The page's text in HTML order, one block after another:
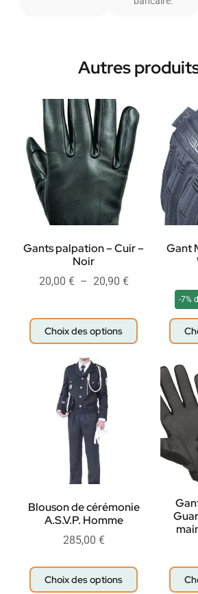
Autres
Gants palpation – Cuir –
Noir
20,00 € – 20,90 €
Choix des options
Gant
-7%
Blouson de cérémonie
A.S.V.P. Homme
285,00 €
Choix des options